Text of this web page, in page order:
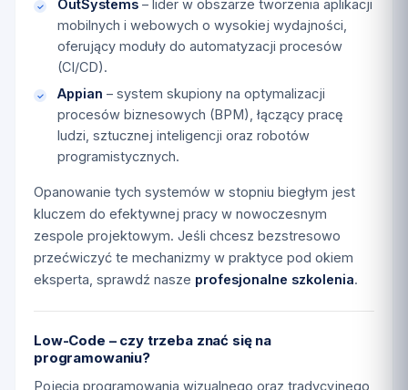
OutSystems – lider w obszarze tworzenia aplikacji
mobilnych i webowych o wysokiej wydajności,
oferujący moduły do automatyzacji procesów
(CI/CD).
Appian – system skupiony na optymalizacji
procesów biznesowych (BPM), łączący pracę
ludzi, sztucznej inteligencji oraz robotów
programistycznych.
Opanowanie tych systemów w stopniu biegłym jest
kluczem do efektywnej pracy w nowoczesnym
zespole projektowym. Jeśli chcesz bezstresowo
przećwiczyć te mechanizmy w praktyce pod okiem
eksperta, sprawdź nasze profesjonalne szkolenia.
Low-Code – czy trzeba znać się na
programowaniu?
Pojęcia programowania wizualnego oraz tradycyjnego